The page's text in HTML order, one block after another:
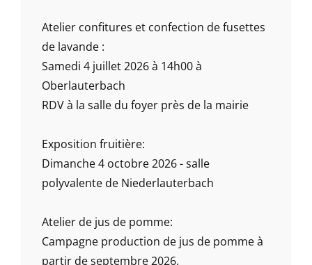
Atelier confitures et confection de fusettes
de lavande :
Samedi 4 juillet 2026 à 14h00 à
Oberlauterbach
RDV à la salle du foyer près de la mairie
Exposition fruitière:
Dimanche 4 octobre 2026 - salle
polyvalente de Niederlauterbach
Atelier de jus de pomme:
Campagne production de jus de pomme à
partir de septembre 2026.